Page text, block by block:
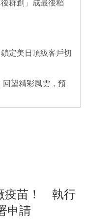
群創」成最後稻
定美日頂級客戶切
望精彩風雲，預
疫苗！ 執行
申請